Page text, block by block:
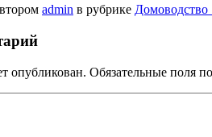
admin в рубрике Домоводство
опубликован. Обязательные поля